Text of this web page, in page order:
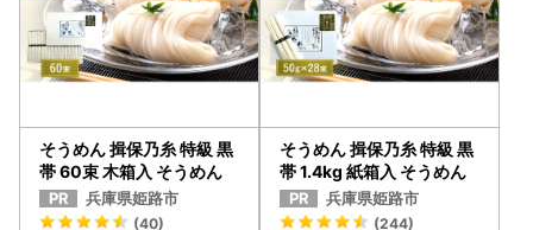
そうめん 揖保乃糸 特級 黒
帯 60束 木箱入 そうめん
兵庫県姫路市
(40)
そうめん 揖保乃糸 特級 黒
帯 1.4kg 紙箱入 そうめん
兵庫県姫路市
(244)